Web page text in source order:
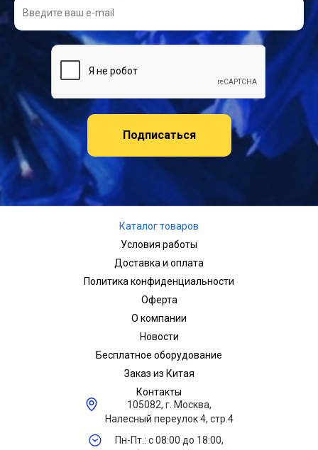
Подписаться
Каталог товаров
Условия работы
Доставка и оплата
Политика конфиденциальности
Оферта
О компании
Новости
Бесплатное оборудование
Заказ из Китая
Контакты
105082, г. Москва,
Налесный переулок 4, стр.4
Пн-Пт.: с 08:00 до 18:00,